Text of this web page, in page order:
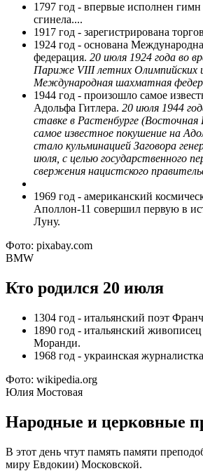
1797 год - впервые исполнен
сгинела....
1917 год - зарегистрирована
1924 год - основана
федерация. 20 июля 1924 года во
Париже VIII летних Олимпийских
Международная шахматная
1944 год - произошло самое
Адольфа Гитлера. 20 июля 1944
ставке в Растенбурге (Восточная
самое известное покушение на
стало кульминацией Заговора
июля, с целью государственного
свержения нацистского
1969 год - американский
Аполлон-11 совершил первую в
Луну.
Фото: pixabay.com
BMW
Кто родился 20 июля
1304 год - итальянский поэт
1890 год - итальянский
Моранди.
1968 год - украинская
Фото: wikipedia.org
Юлия Мостовая
Народные и церковные
В этот день чтут память памяти
миру Евдокии) Московской.